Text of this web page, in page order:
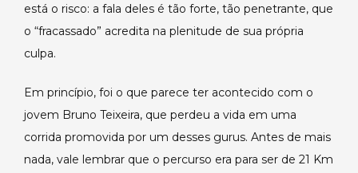
está o risco: a fala deles é tão forte, tão penetrante, que
o “fracassado” acredita na plenitude de sua própria
culpa.
Em princípio, foi o que parece ter acontecido com o
jovem Bruno Teixeira, que perdeu a vida em uma
corrida promovida por um desses gurus. Antes de mais
nada, vale lembrar que o percurso era para ser de 21 Km